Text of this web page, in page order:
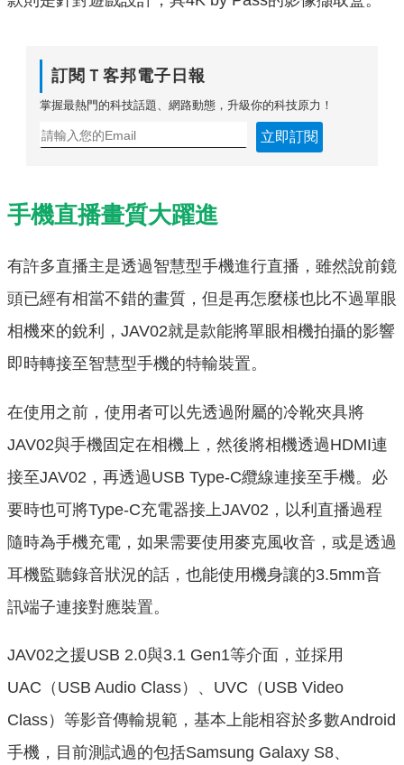
訂閱Ｔ客邦電子日報
掌握最熱門的科技話題、網路動態，升級你的科技原力！
立即訂閱
手機直播畫質大躍進
有許多直播主是透過智慧型手機進行直播，雖然說前鏡
頭已經有相當不錯的畫質，但是再怎麼樣也比不過單眼
相機來的銳利，JAV02就是款能將單眼相機拍攝的影響
即時轉接至智慧型手機的特輸裝置。
在使用之前，使用者可以先透過附屬的冷靴夾具將
JAV02與手機固定在相機上，然後將相機透過HDMI連
接至JAV02，再透過USB Type-C纜線連接至手機。必
要時也可將Type-C充電器接上JAV02，以利直播過程
隨時為手機充電，如果需要使用麥克風收音，或是透過
耳機監聽錄音狀況的話，也能使用機身讓的3.5mm音
訊端子連接對應裝置。
JAV02之援USB 2.0與3.1 Gen1等介面，並採用
UAC（USB Audio Class）、UVC（USB Video
Class）等影音傳輸規範，基本上能相容於多數Android
手機，目前測試過的包括Samsung Galaxy S8、